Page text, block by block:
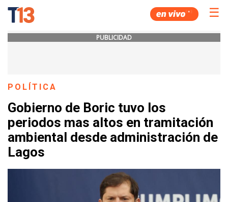
☰
PUBLICIDAD
POLÍTICA
Gobierno de Boric tuvo los
periodos mas altos en tramitación
ambiental desde administración de
Lagos